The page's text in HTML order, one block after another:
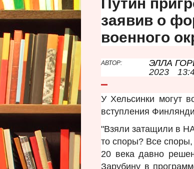
заявив о
военного
АВТОР: ЭЛЛА
2023
У Хельсинки могут
вступления
"Взяли затащили в
то споры? Все споры,
20 века давно
Зарубину в